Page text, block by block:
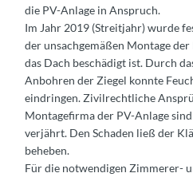
die PV-Anlage in Anspruch.
Im Jahr 2019 (Streitjahr) wurde
der unsachgemäßen Montage
das Dach beschädigt ist. Durch
Anbohren der Ziegel konnte
eindringen. Zivilrechtliche
Montagefirma der PV-Anlage
verjährt. Den Schaden ließ der
beheben.
Für die notwendigen Zimmerer-